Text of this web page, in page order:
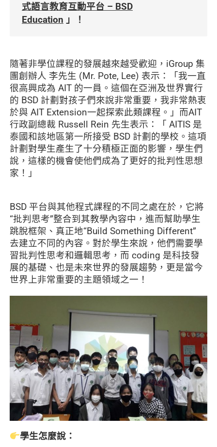
式語言教育互動平台 – BSD
Education 」！
隨著非學位課程的發展越來越受歡迎，iGroup 集
團創辦人 李先生 (Mr. Pote, Lee) 表示：「我一直
很高興成為 AIT 的一員。這個在亞洲及世界實行
的 BSD 計劃對孩子們來說非常重要，我非常熱衷
於與 AIT Extension一起探索此類課程。」而AIT
行政副總裁 Russell Rein 先生表示：「 AITIS 是
泰國和該地區第一所接受 BSD 計劃的學校。這項
計劃對學生產生了十分積極正面的影響，學生們
說，這樣的機會使他們成為了更好的批判性思想
家！」
BSD 平台與其他程式課程的不同之處在於，它將
“批判思考”整合到其教學內容中，進而幫助學生
跳脫框架、真正地“Build Something Different”
去建立不同的內容。對於學生來說，他們需要學
習批判性思考和邏輯思考，而 coding 是科技發
展的基礎、也是未來世界的發展趨勢，更是當今
世界上非常重要的主題領域之一！
學生怎麼說：